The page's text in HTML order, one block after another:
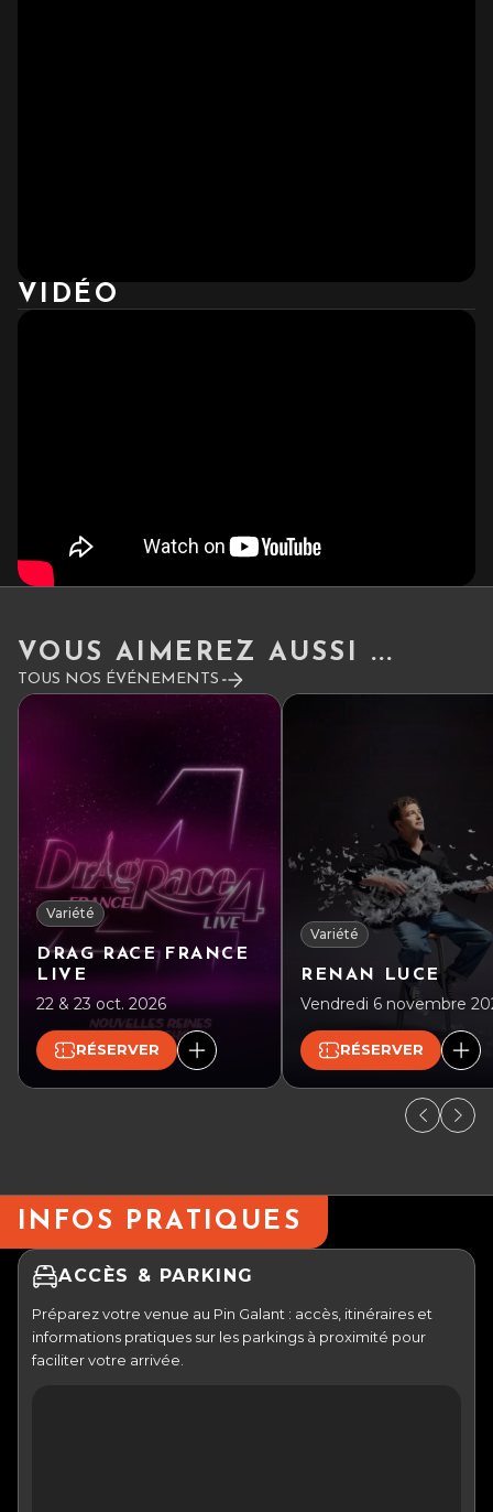
VIDÉO
VOUS AIMEREZ AUSSI ...
TOUS NOS ÉVÉNEMENTS
Variété
DRAG RACE FRANCE
LIVE
22 & 23 oct. 2026
RÉSERVER
Variété
RENAN LUCE
Vendredi 6 novembre
RÉSERVER
INFOS PRATIQUES
ACCÈS & PARKING
Préparez votre venue au Pin Galant : accès, itinéraires et
informations pratiques sur les parkings à proximité pour
faciliter votre arrivée.